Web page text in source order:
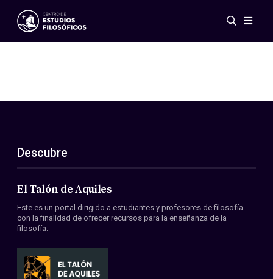
Eventos
ES
EN
Acerca de nosotros
Miembros
Convenios
Descubre
El Talón de Aquiles
Este es un portal dirigido a estudiantes y profesores de filosofía
con la finalidad de ofrecer recursos para la enseñanza de la
filosofía.